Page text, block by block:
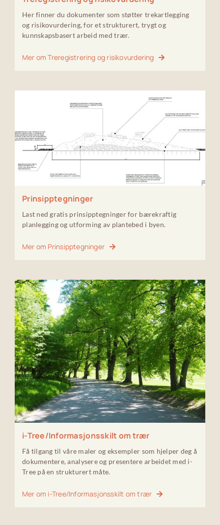
Her finner du dokumenter som støtter trekartlegging
og risikovurdering, for et strukturert, trygt og
kunnskapsbasert arbeid med trær.
Mer om Treregistrering og risikovurdering
Prinsipptegninger
Last ned gratis prinsipptegninger for bærekraftig
planlegging og utforming av plantebed i byen.
Mer om Prinsipptegninger
i-Tree/Informasjonsskilt om trær
Få tilgang til våre maler og eksempler som hjelper deg å
dokumentere, analysere og presentere arbeidet med i-
Tree på en strukturert måte.
Mer om i-Tree/Informasjonsskilt om trær